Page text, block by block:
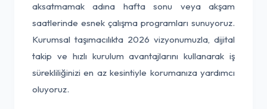
aksatmamak adına hafta sonu veya akşam
saatlerinde esnek çalışma programları sunuyoruz.
Kurumsal taşımacılıkta 2026 vizyonumuzla, dijital
takip ve hızlı kurulum avantajlarını kullanarak iş
sürekliliğinizi en az kesintiyle korumanıza yardımcı
oluyoruz.